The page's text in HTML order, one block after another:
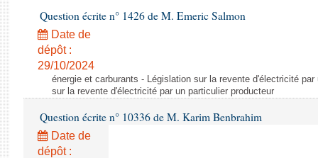
Question écrite n° 1426 de M. Emeric Salmon
Date de
dépôt :
29/10/2024
énergie et carburants - Législation sur la revente d'électricité
sur la revente d'électricité par un particulier producteur
Question écrite n° 10336 de M. Karim Benbrahim
Date de
dépôt :